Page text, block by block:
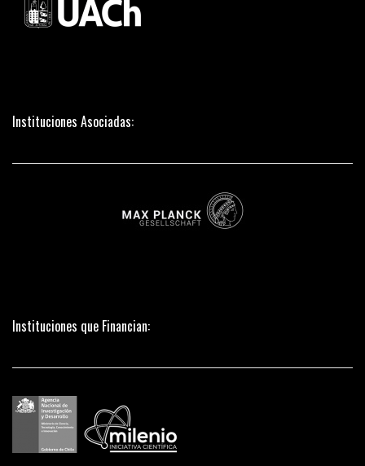
Instituciones Asociadas:
Instituciones que Financian: